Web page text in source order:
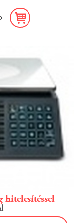
hitelesítéssel